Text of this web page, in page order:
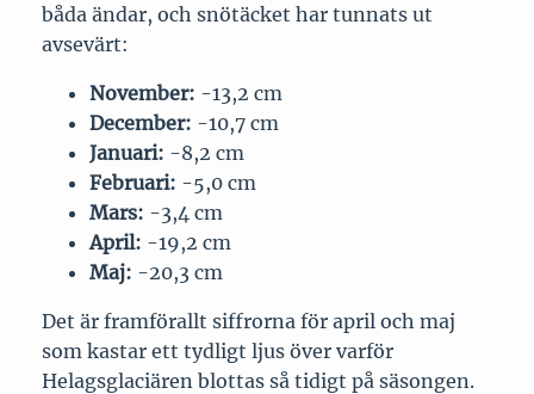
båda ändar, och snötäcket har tunnats ut
avsevärt:
November: -13,2 cm
December: -10,7 cm
Januari: -8,2 cm
Februari: -5,0 cm
Mars: -3,4 cm
April: -19,2 cm
Maj: -20,3 cm
Det är framförallt siffrorna för april och maj
som kastar ett tydligt ljus över varför
Helagsglaciären blottas så tidigt på säsongen.